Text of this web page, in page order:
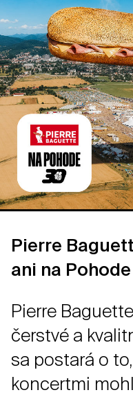
Pierre
ani na
Pierre
čerstvé a
sa postará o
koncertmi